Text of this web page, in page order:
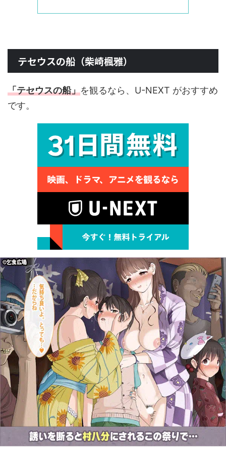
テセウスの船（柴崎楓雅）
「テセウスの船」を観るなら、U-NEXT がおすすめ
です。